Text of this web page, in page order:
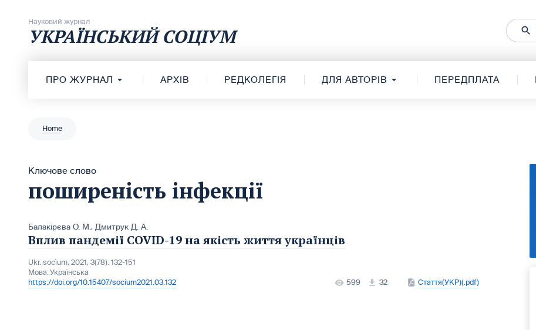
Науковий журнал
УКРАЇНСЬКИЙ СОЦІУМ
ПРО ЖУРНАЛ АРХІВ РЕДКОЛЕГІЯ ДЛЯ АВТОРІВ ПЕРЕДПЛАТА
Home
Ключове слово
поширеність інфекції
Балакірєва О. М., Дмитрук Д. А.
Вплив пандемії COVID-19 на якість життя українців
Ukr. socìum, 2021, 3(78): 132-151
Мова:Українська
https://doi.org/10.15407/socium2021.03.132
599 32 Стаття(УКР)(.pdf)